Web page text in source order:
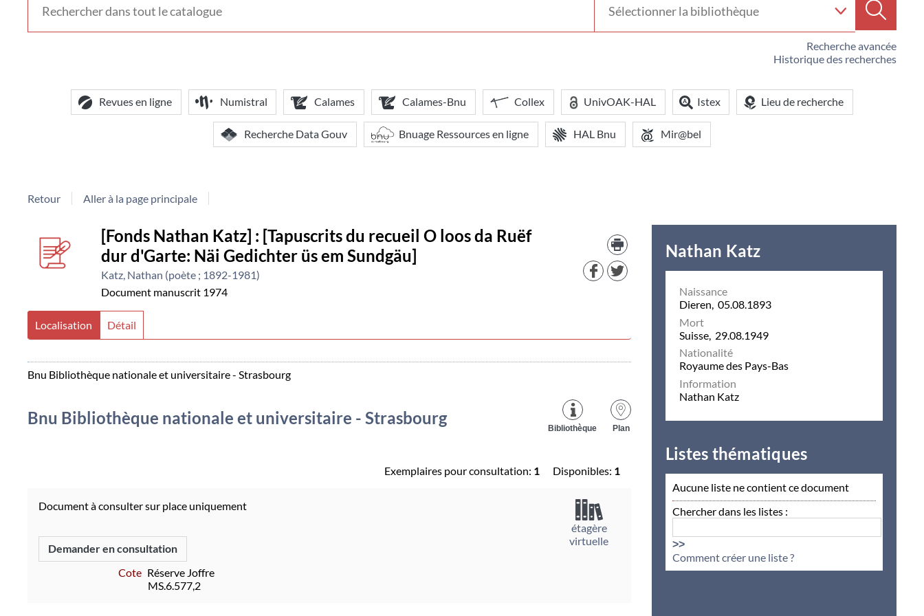
voir
Recherche avancée
Historique des recherches
votre
Revues en ligne Numistral Calames Calames-Bnu Collex UnivOAK-HAL Istex Lieu de recherche
Recherche Data Gouv Bnuage Ressources en ligne HAL Bnu Mir@bel
Retour Aller à la page principale
Détail
document
document
ressources
[Fonds Nathan Katz] : [Tapuscrits du recueil O loos da Ruëf
dur d'Garte: Näi Gedichter üs em Sundgäu]
Katz, Nathan (poète ; 1892-1981)
Document manuscrit 1974
Localisation Détail
Bnu Bibliothèque nationale et universitaire - Strasbourg
Bnu Bibliothèque nationale et universitaire - Strasbourg
Plan
Bibliothèque
Exemplaires pour consultation: 1 Disponibles: 1
Document à consulter sur place uniquement
Demander en consultation
Cote Réserve Joffre
MS.6.577,2
étagère
virtuelle
Nathan Katz
Naissance
Dieren, 05.08.1893
Mort
Suisse, 29.08.1949
Nationalité
Royaume des Pays-Bas
Information
Nathan Katz
Listes thématiques
Aucune liste ne contient ce document
Chercher dans les listes :
>>
Comment créer une liste ?